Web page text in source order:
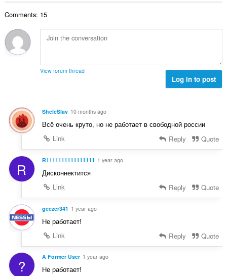
γ
ε
ω
:
λ
ο
σ
:
β
α
ο
ή
ε
ν
:
Comments: 15
View forum thread
Log in to post
SheleSlav 10 months ago
Всё очень круто, но не работает в свободной россии
Link
Reply Quote
R R1111111111111111 1 year ago
Дисконнектится
Link
Reply Quote
geezer341 1 year ago
Не работает!
Link
Reply Quote
? A Former User 1 year ago
Не работает!